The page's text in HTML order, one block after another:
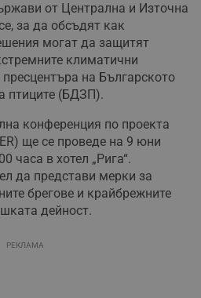
от Централна и Източна
за да обсъдят как
могат да защитят
климатични
на Българското
птиците (БДЗП).
конференция по проекта
ще се проведе на 9 юни
часа в хотел „Рига“.
да представи мерки за
брегове и крайбрежните
дейност.
РЕКЛАМА